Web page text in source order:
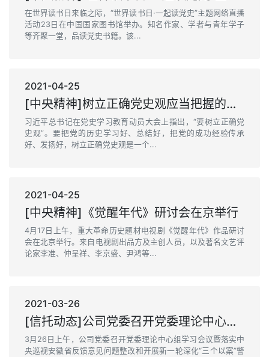
在世界读书日来临之际，“世界读书日·一起读党史”主题网络直播
活动23日在中国国家图书馆举办。知名作家、学者与青年学子
等齐聚一堂，品读党史书籍。该...
2021-04-25
[中央精神]树立正确党史观应当把握的重要原则
习近平总书记在党史学习教育动员大会上指出，“要树立正确党
史观”。要把党的历史学习好、总结好，把党的成功经验传承
好、发扬好，树立正确党史观是一个...
2021-04-25
[中央精神]《觉醒年代》研讨会在京举行
4月17日上午，重大革命历史题材电视剧《觉醒年代》作品研讨
会在北京举行。来自电视剧出品方及主创人员，以及著名文艺评
论家李准、仲呈祥、李京盛、尹鸿等...
2021-03-26
[信托动态]公司党委召开党委理论中心组学习会议暨落实中央巡视安徽省反馈意见问题整改和开展新一轮深化“三个以案”警示教育动员部署会
3月26日上午，公司党委召开党委理论中心组学习会议暨落实中
央巡视安徽省反馈意见问题整改和开展新一轮深化“三个以案”警